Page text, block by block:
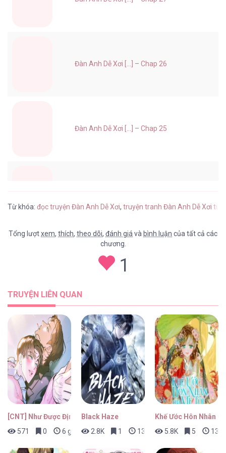
Đàn Anh Dễ Xơi [...] – Chap 26
Đàn Anh Dễ Xơi [...] – Chap 25
Đàn Anh Dễ Xơi [...] – Chap 23
Đàn Anh Dễ Xơi [...] – Chap 22
Đàn Anh Dễ Xơi [...] – Chap 21
Từ khóa: đọc truyện Đàn Anh Dễ Xơi, truyện tranh Đàn Anh Dễ Xơi
Tổng lượtxem, thích, theo dõi, đánh giá và bình luận của tất cả các
chương.
1
TRUYỆN LIÊN QUAN
[CNT] Như Được Định Sẵn
571
0 6 giờ trước
Black Haze
2.8K
1 13 giờ trước
Khế Ước Hôn Nhân
5.8K
5 13